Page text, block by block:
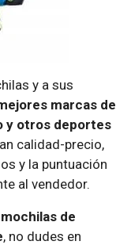
y a sus
marcas de
y otros deportes
calidad-precio,
y la puntuación
al vendedor.
de
, no dudes en